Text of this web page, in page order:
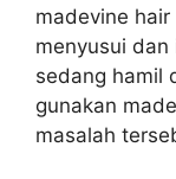
madevine
menyusui
sedang hamil
gunakan
masalah